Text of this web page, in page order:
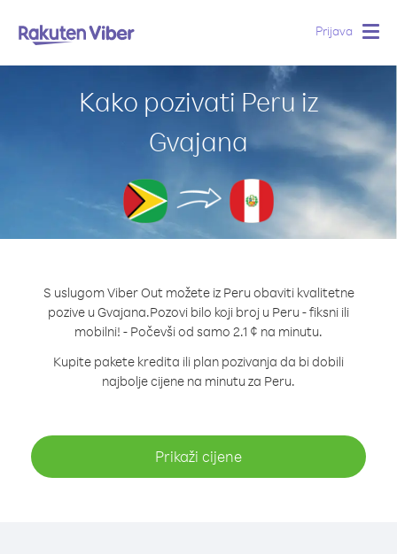
Prijava
Kako pozivati Peru iz
Gvajana
S uslugom Viber Out možete iz Peru obaviti kvalitetne
pozive u Gvajana.Pozovi bilo koji broj u Peru - fiksni ili
mobilni! - Počevši od samo 2.1 ¢ na minutu.
Kupite pakete kredita ili plan pozivanja da bi dobili
najbolje cijene na minutu za Peru.
Prikaži cijene